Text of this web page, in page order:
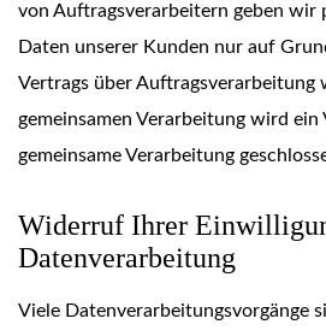
von Auftragsverarbeitern geben wir
Daten unserer Kunden nur auf
Vertrags über Auftragsverarbeitung
gemeinsamen Verarbeitung wird ein
gemeinsame Verarbeitung
Widerruf Ihrer
Datenverarbeitung
Viele Datenverarbeitungsvorgänge